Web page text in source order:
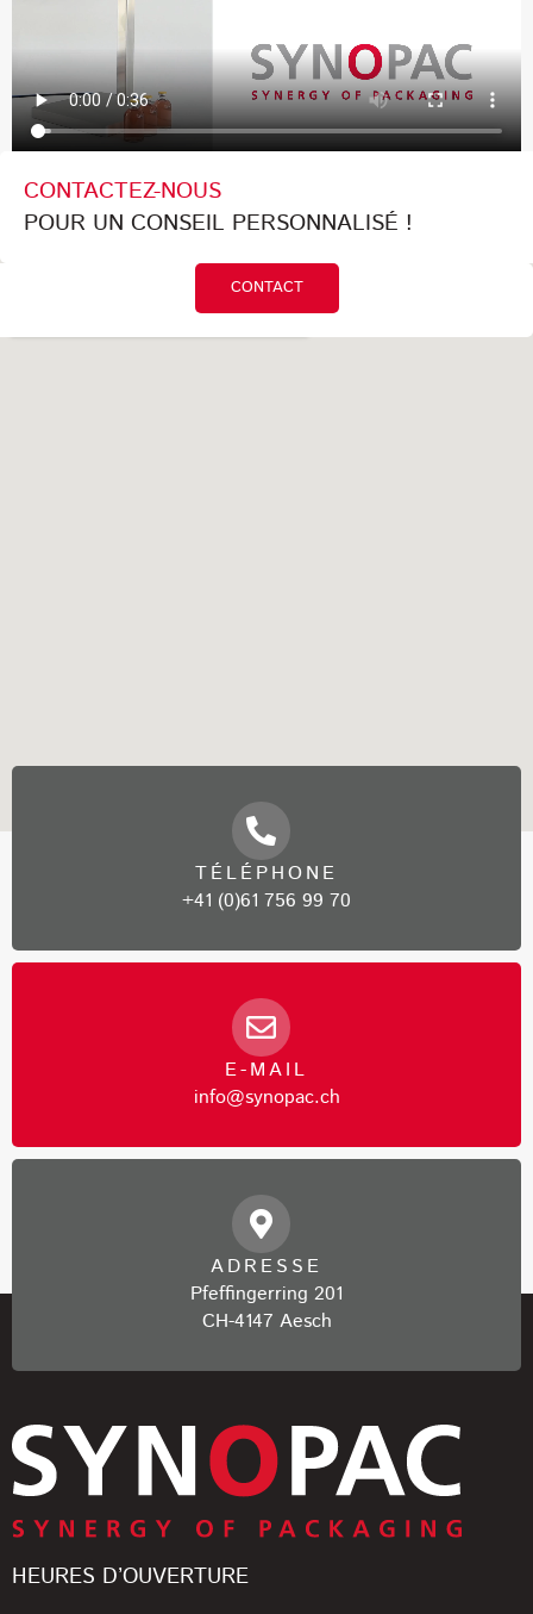
CONTACTEZ-NOUS
POUR UN CONSEIL PERSONNALISÉ !
CONTACT
TÉLÉPHONE
+41 (0)61 756 99 70
E-MAIL
info@synopac.ch
ADRESSE
Pfeffingerring 201
CH-4147 Aesch
HEURES D’OUVERTURE